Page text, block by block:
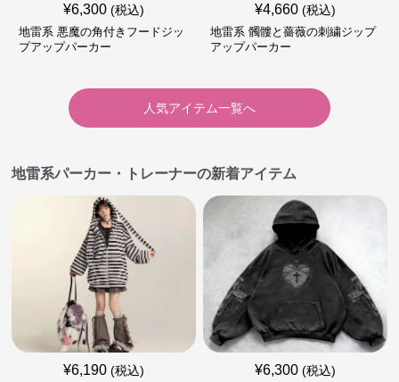
¥6,300 (税込)
地雷系 悪魔の角付きフードジッ
プアップパーカー
¥4,660 (税込)
地雷系 髑髏と薔薇の刺繍ジップ
アップパーカー
人気アイテム一覧へ
地雷系パーカー・トレーナーの新着アイテム
¥6,190 (税込) ¥6,300 (税込)